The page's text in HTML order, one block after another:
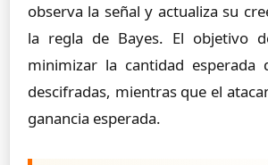
observa la señal y actualiza su
la regla de Bayes. El objetivo
minimizar la cantidad esperada
descifradas, mientras que el
ganancia esperada.